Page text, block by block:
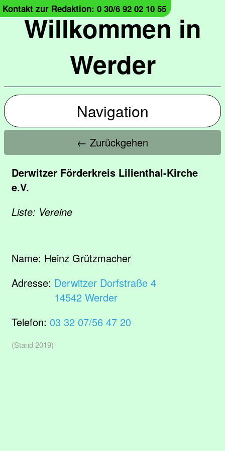
Willkommen in
Werder
Kontakt zur Redaktion: 0 30/6 92 02 10 55
Navigation
← Zurückgehen
Derwitzer Förderkreis Lilienthal-Kirche
e.V.
Liste: Vereine
Name: Heinz Grützmacher
Adresse: Derwitzer Dorfstraße 4
14542 Werder
Telefon: 03 32 07/56 47 20
(Stand 2019)